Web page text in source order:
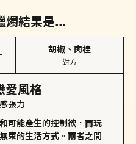
燭結果是...
胡椒、肉桂
對方
愛風格
張力
可能產生的控制欲，而玩
束的生活方式。兩者之間